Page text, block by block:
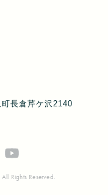
長倉芹ケ沢2140
Rights Reserved.